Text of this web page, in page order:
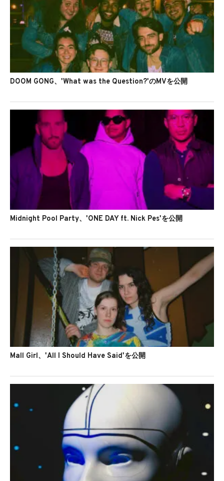
DOOM GONG、'What was the Question?'のMVを公開
Midnight Pool Party、'ONE DAY ft. Nick Pes'を公開
Mall Girl、'All I Should Have Said'を公開